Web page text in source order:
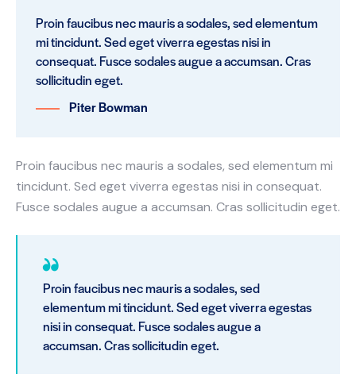
Proin faucibus nec mauris a sodales, sed elementum
mi tincidunt. Sed eget viverra egestas nisi in
consequat. Fusce sodales augue a accumsan. Cras
sollicitudin eget.
Piter Bowman
Proin faucibus nec mauris a sodales, sed elementum mi
tincidunt. Sed eget viverra egestas nisi in consequat.
Fusce sodales augue a accumsan. Cras sollicitudin eget.
Proin faucibus nec mauris a sodales, sed
elementum mi tincidunt. Sed eget viverra egestas
nisi in consequat. Fusce sodales augue a
accumsan. Cras sollicitudin eget.